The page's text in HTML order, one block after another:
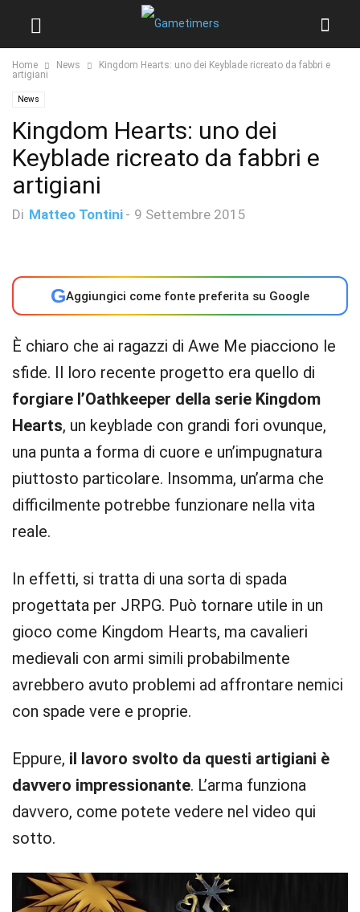
Home News
Kingdom Hearts: uno dei Keyblade ricreato da fabbri e
artigiani
News
Kingdom Hearts: uno dei
Keyblade ricreato da fabbri e
artigiani
Di Matteo Tontini - 9 Settembre 2015
GAggiungici come fonte preferita su Google
È chiaro che ai ragazzi di Awe Me piacciono le
sfide. Il loro recente progetto era quello di
forgiare l’Oathkeeper della serie Kingdom
Hearts, un keyblade con grandi fori ovunque,
una punta a forma di cuore e un’impugnatura
piuttosto particolare. Insomma, un’arma che
difficilmente potrebbe funzionare nella vita
reale.
In effetti, si tratta di una sorta di spada
progettata per JRPG. Può tornare utile in un
gioco come Kingdom Hearts, ma cavalieri
medievali con armi simili probabilmente
avrebbero avuto problemi ad affrontare nemici
con spade vere e proprie.
Eppure, il lavoro svolto da questi artigiani è
davvero impressionante. L’arma funziona
davvero, come potete vedere nel video qui
sotto.